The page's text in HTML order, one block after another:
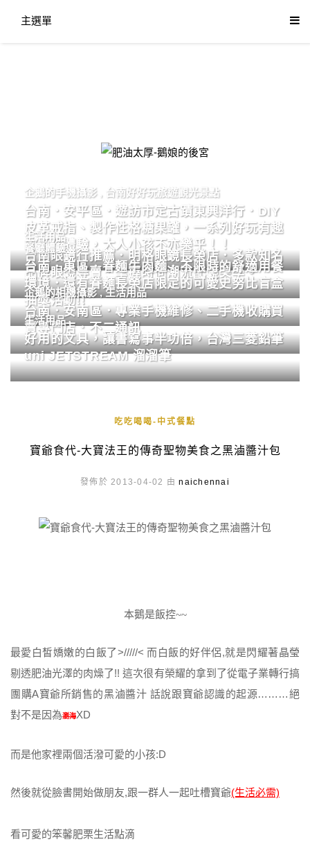
主選單
肥油太厚-鵝娘的後宮
企鵝的手機攝影 台南好好玩旅遊觀光景點
台南．安平區．遊訪市定古蹟東興洋行．DIY
皮革戒指、製作性格糖果罐，一系列好玩有趣
的手作體驗，大人小孩不亦樂乎！！
生活用品
台南眼鏡行推薦．明格眼鏡長榮店．多款知名
品牌眼鏡專賣．掌握時尚潮流配鏡美學。
餐廳體驗
台南．東區．眷麵牛肉麵．不限時的舒適用餐
環境．還有眷麵長榮店限定的可愛史努比盲盒
抽獎活動!!
企鵝的相機攝影,生活用品
台南．安南區．專業手機維修、二手機收購買
賣專門店．不二通訊
生活用品
好用的文具，讓書寫事半功倍，台灣三菱鉛筆
uni JETSTREAM 溜溜筆
吃吃喝喝-中式餐點
寶爺食代-大寶法王的傳奇聖物美食之黑滷醬汁包
發佈於 2013-04-02 由naichennai
本鵝是飯控~~
最愛白皙嬌嫩的白飯了>/////< 而白飯的好伴侶,就是閃耀著晶瑩
剔透肥油光澤的肉燥了!! 這次很有榮耀的拿到了從電子業轉行搞
團購A寶爺所銷售的黑滷醬汁 話說跟寶爺認識的起源………絕
對不是因為瀏海XD
而是他家裡兩個活潑可愛的小孩:D
然後就從臉書開始做朋友,跟一群人一起吐槽寶爺(生活必需)
看可愛的笨馨肥栗生活點滴